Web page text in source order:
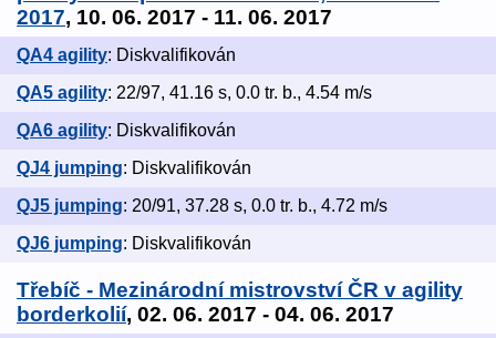
2017, 10. 06. 2017 - 11. 06. 2017
QA4 agility: Diskvalifikován
QA5 agility: 22/97, 41.16 s, 0.0 tr. b., 4.54 m/s
QA6 agility: Diskvalifikován
QJ4 jumping: Diskvalifikován
QJ5 jumping: 20/91, 37.28 s, 0.0 tr. b., 4.72 m/s
QJ6 jumping: Diskvalifikován
Třebíč - Mezinárodní mistrovství ČR v agility
borderkolií, 02. 06. 2017 - 04. 06. 2017